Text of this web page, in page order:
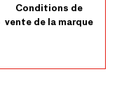
Conditions de
vente de la marque